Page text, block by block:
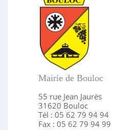
Mairie de Bouloc
55 rue Jean Jaurès
31620 Bouloc
Tél : 05 62 79 94 94
Fax : 05 62 79 94 99